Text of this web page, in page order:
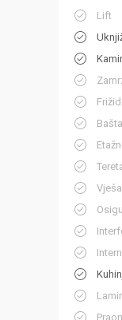
Lift
Bašta